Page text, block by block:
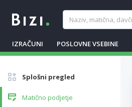
IZRAČUNI POSLOVNE VSEBINE
Splošni pregled
Matično podjetje